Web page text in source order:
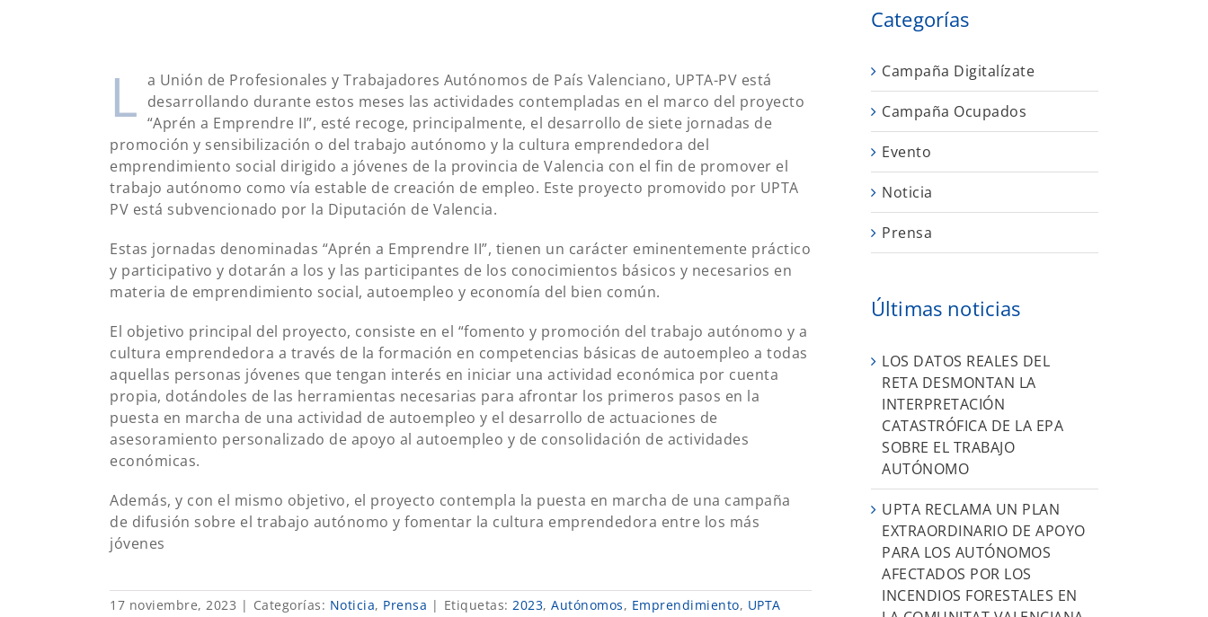
L a Unión de Profesionales y Trabajadores Autónomos de País Valenciano, UPTA-PV está
desarrollando durante estos meses las actividades contempladas en el marco del proyecto
“Aprén a Emprendre II”, esté recoge, principalmente, el desarrollo de siete jornadas de
promoción y sensibilización o del trabajo autónomo y la cultura emprendedora del
emprendimiento social dirigido a jóvenes de la provincia de Valencia con el fin de promover el
trabajo autónomo como vía estable de creación de empleo. Este proyecto promovido por UPTA
PV está subvencionado por la Diputación de Valencia.
Estas jornadas denominadas “Aprén a Emprendre II”, tienen un carácter eminentemente práctico
y participativo y dotarán a los y las participantes de los conocimientos básicos y necesarios en
materia de emprendimiento social, autoempleo y economía del bien común.
El objetivo principal del proyecto, consiste en el “fomento y promoción del trabajo autónomo y a
cultura emprendedora a través de la formación en competencias básicas de autoempleo a todas
aquellas personas jóvenes que tengan interés en iniciar una actividad económica por cuenta
propia, dotándoles de las herramientas necesarias para afrontar los primeros pasos en la
puesta en marcha de una actividad de autoempleo y el desarrollo de actuaciones de
asesoramiento personalizado de apoyo al autoempleo y de consolidación de actividades
económicas.
Además, y con el mismo objetivo, el proyecto contempla la puesta en marcha de una campaña
de difusión sobre el trabajo autónomo y fomentar la cultura emprendedora entre los más
jóvenes
17 noviembre, 2023 | Categorías: Noticia, Prensa | Etiquetas: 2023, Autónomos, Emprendimiento, UPTA
Categorías
Campaña Digitalízate
Campaña Ocupados
Evento
Noticia
Prensa
Últimas noticias
LOS DATOS REALES DEL
RETA DESMONTAN LA
INTERPRETACIÓN
CATASTRÓFICA DE LA EPA
SOBRE EL TRABAJO
AUTÓNOMO
UPTA RECLAMA UN PLAN
EXTRAORDINARIO DE APOYO
PARA LOS AUTÓNOMOS
AFECTADOS POR LOS
INCENDIOS FORESTALES EN